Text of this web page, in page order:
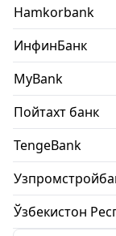
Hamkorbank
ИнфинБанк
MyBank
Пойтахт банк
TengeBank
Ўзбекистон